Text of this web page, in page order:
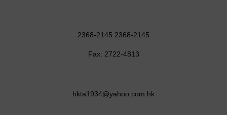
2368-2145 2368-2145
Fax: 2722-4813
hkta1934@yahoo.com.hk